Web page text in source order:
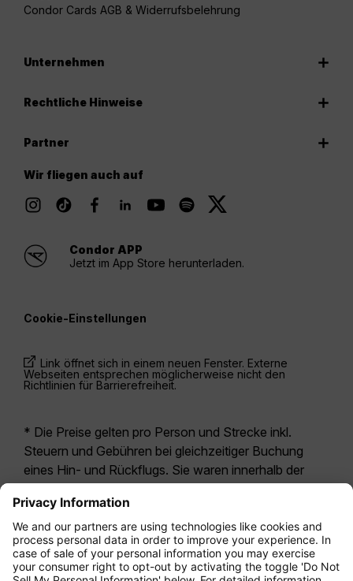
Condor Cards AGB & Widerrufsbelehrung
Unternehmen
Rechtliche Hinweise
Partner
Wir fliegen auch auf
Condor APP
Jetzt im App Store herunterladen.
Cookie-Einstellungen
Link öffnet sich in einem neuen Fenster. Externe
Webseiten entsprechen möglicherweise nicht den
Richtlinien für Barrierefreiheit.
* Die Preise gelten pro Person und Strecke inkl.
Steuern und Gebühren bei gleichzeitiger Buchung
eines Hin- und Rückflugs. Sie waren innerhalb der
letzten 24 Stunden verfügbar und sind
möglicherweise nicht mehr aktuell. Bei den für die
Economy Class angegebenen Tarifen handelt es
sich i.d.R. um Economy Zero, unsere restriktivste
Tarifoption. Es können hierfür zusätzliche Gebühren